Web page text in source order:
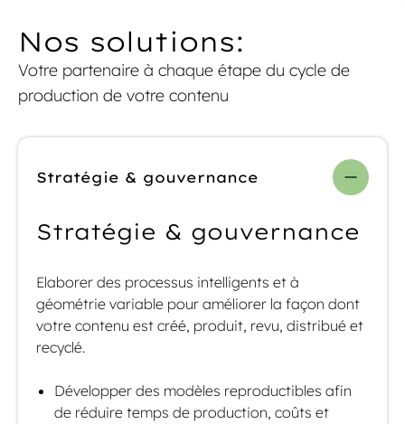
Nos solutions:
Votre partenaire à chaque étape du cycle de
production de votre contenu
Stratégie & gouvernance
Stratégie & gouvernance
Elaborer des processus intelligents et à
géométrie variable pour améliorer la façon dont
votre contenu est créé, produit, revu, distribué et
recyclé.
Développer des modèles reproductibles afin
de réduire temps de production, coûts et